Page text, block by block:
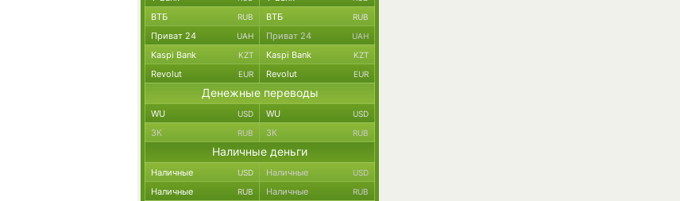
ВТБ RUB ВТБ RUB
Приват 24 UAH Приват 24 UAH
Kaspi Bank KZT Kaspi Bank KZT
Revolut EUR Revolut EUR
Денежные переводы
WU USD WU USD
ЗК RUB ЗК RUB
Наличные деньги
Наличные USD Наличные USD
Наличные RUB Наличные RUB